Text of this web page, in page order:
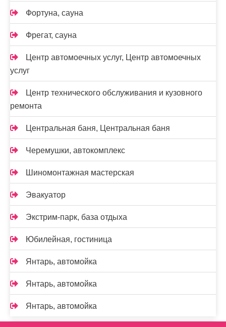
Фортуна, сауна
Фрегат, сауна
Центр автомоечных услуг, Центр автомоечных
услуг
Центр технического обслуживания и кузовного
ремонта
Центральная баня, Центральная баня
Черемушки, автокомплекс
Шиномонтажная мастерская
Эвакуатор
Экстрим-парк, база отдыха
Юбилейная, гостиница
Янтарь, автомойка
Янтарь, автомойка
Янтарь, автомойка